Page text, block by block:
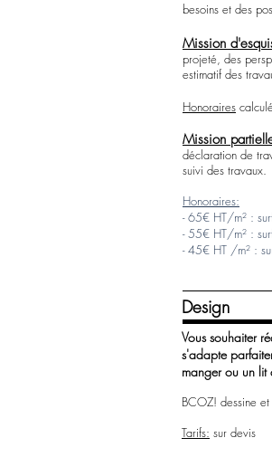
besoins et des
Mission
projeté, des
estimatif des
Honoraires
Mission
déclaration de
suivi des travaux.
Honoraires:
- 65€ HT/m² :
- 55€ HT/m² :
- 45€ HT /m² :
Design
Vous souhaiter
s'adapte
manger ou un lit
BCOZ! dessine
Tarifs: sur devis